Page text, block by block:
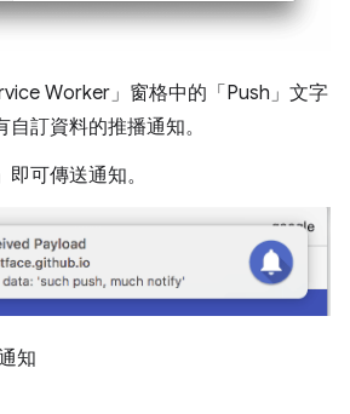
Worker」窗格中的「Push」文字
訂資料的推播通知。
即可傳送通知。
知